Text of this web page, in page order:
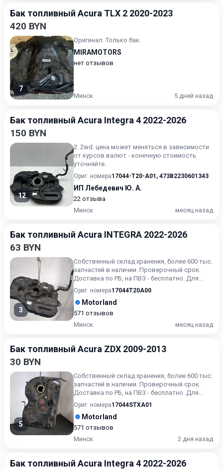
Бак топливный Acura TLX 2 2020-2023
420 BYN
7
Оригинал. Только бак.
MIRAMOTORS
нет отзывов
Минск 5 дней назад
Бак топливный Acura Integra 4 2022-2026
150 BYN
12
2. 2wd. цена может меняться в зависимости
от курсов валют - конечную стоимость
уточняйте.
Ориг. номера17044-T20-A01 , 473B2230601343
ИП Лебедевич Ю. А.
22 отзыва
Минск
месяц назад
Бак топливный Acura INTEGRA 2022-2026
63 BYN
3
Собственный склад хранения, более 600 тыс.
запчастей в наличии. Проверочный срок.
Доставка по РБ, на ПВЗ - бесплатно. Для
получения актуальн...
Ориг. номера17044T20A00
Motorland
571 отзывов
Минск
месяц назад
Бак топливный Acura ZDX 2009-2013
30 BYN
5
Собственный склад хранения, более 600 тыс.
запчастей в наличии. Проверочный срок.
Доставка по РБ, на ПВЗ - бесплатно. Для
получения актуальн...
Ориг. номера17044STXA01
Motorland
571 отзывов
Минск
2 дня назад
Бак топливный Acura Integra 4 2022-2026